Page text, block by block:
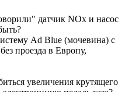
датчик NOx и насос
Ad Blue (мочевина) с
проезда в Европу,
увеличения крутящего